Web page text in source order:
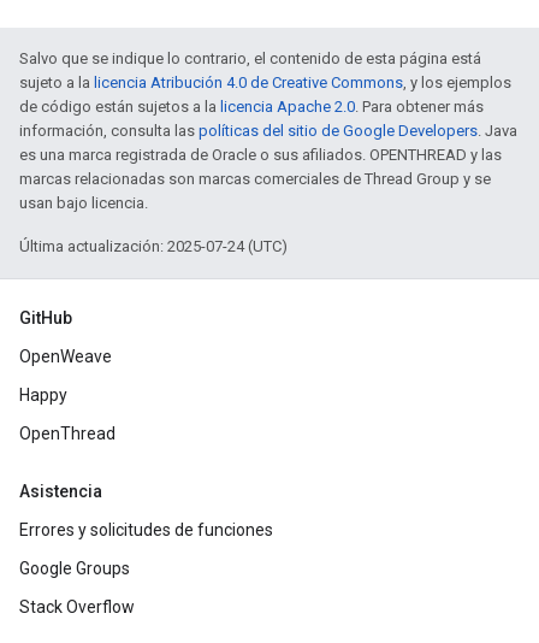
Salvo que se indique lo contrario, el contenido de esta página está
sujeto a la licencia Atribución 4.0 de Creative Commons, y los ejemplos
de código están sujetos a la licencia Apache 2.0. Para obtener más
información, consulta las políticas del sitio de Google Developers. Java
es una marca registrada de Oracle o sus afiliados. OPENTHREAD y las
marcas relacionadas son marcas comerciales de Thread Group y se
usan bajo licencia.
Última actualización: 2025-07-24 (UTC)
GitHub
OpenWeave
Happy
OpenThread
Asistencia
Errores y solicitudes de funciones
Google Groups
Stack Overflow